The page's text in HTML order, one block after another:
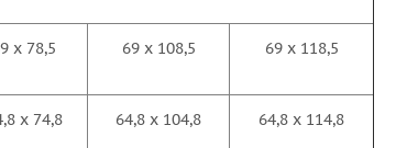
x 78,5 69 x 108,5 69 x 118,5
x 74,8 64,8 x 104,8 64,8 x 114,8